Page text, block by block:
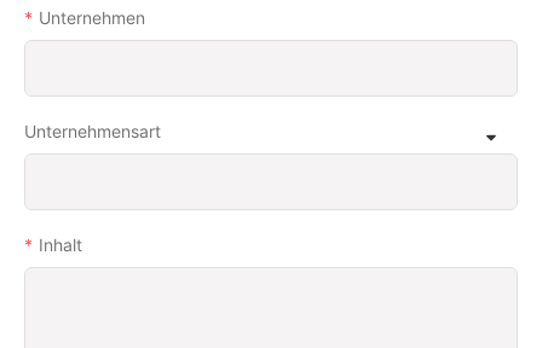
Unternehmen
Unternehmensart
Inhalt